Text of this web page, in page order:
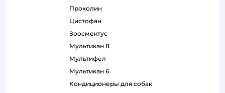
проколин
цистофан
зоосмектус
мультикан 8
мультифел
мультикан 6
кондиционеры для собак